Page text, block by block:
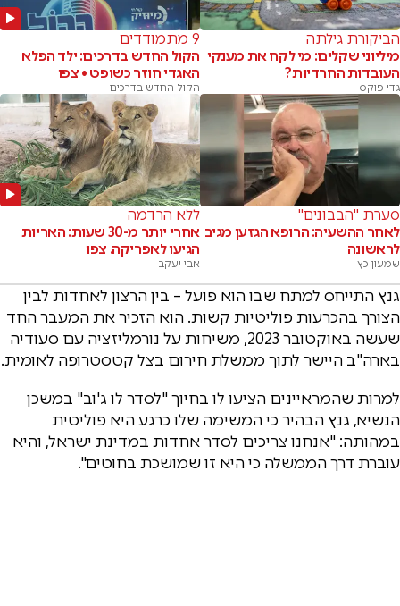
הביקורת גילתה
מיליוני שקלים: מי לקח את מענקי
העובדות החרדיות?
גדי פוקס
9 מתמודדים
הקול החדש בדרכים: ילד הפלא
האגדי חוזר כשופט • צפו
הקול החדש בדרכים
סערת "הבבונים"
לאחר ההשעיה: הרופא הגזען מגיב
לראשונה
שמעון כץ
ללא הרדמה
אחרי יותר מ-30 שעות: האריות
הגיעו לאפריקה. צפו
אבי יעקב
גנץ התייחס למתח שבו הוא פועל – בין הרצון לאחדות לבין
הצורך בהכרעות פוליטיות קשות. הוא הזכיר את המעבר החד
שעשה באוקטובר 2023, משיחות על נורמליזציה עם סעודיה
בארה"ב היישר לתוך ממשלת חירום בצל קטסטרופה לאומית.
למרות שהמראיינים הציעו לו בחיוך "לסדר לו ג'וב" במשכן
הנשיא, גנץ הבהיר כי המשימה שלו כרגע היא פוליטית
במהותה: "אנחנו צריכים לסדר אחדות במדינת ישראל, והיא
עוברת דרך הממשלה כי היא זו שמושכת בחוטים".